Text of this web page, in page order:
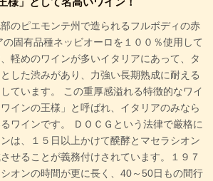
のピエモンテ州で造られるフルボディの赤
固有品種ネッビオーロを１００％使用して
軽めのワインが多いイタリアにあって、タ
した渋みがあり、力強い長期熟成に耐える
ています。 この重厚感溢れる特徴的なワイ
インの王様」と呼ばれ、イタリアのみなら
ワインです。 ＤＯＣＧという法律で厳格に
は、１５日以上かけて醗酵とマセラシオン
せることが義務付けされています。１９７
オンの時間が更に長く、40～50日もの間行